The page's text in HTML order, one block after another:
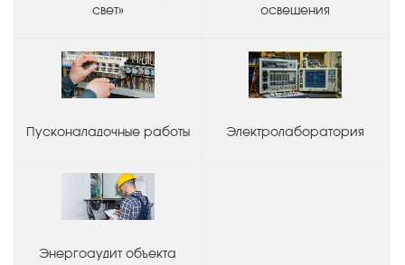
свет»
освещения
Пусконаладочные работы Электролаборатория
Энергоаудит объекта